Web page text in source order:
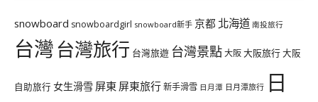
snowboard snowboardgirl snowboard新手 京都 北海道 南投旅行
台灣台灣旅行 台灣旅遊 台灣景點大阪大阪旅行大阪
自助旅行 女生滑雪 屏東 屏東旅行新手滑雪 日月潭 日月潭旅行 日